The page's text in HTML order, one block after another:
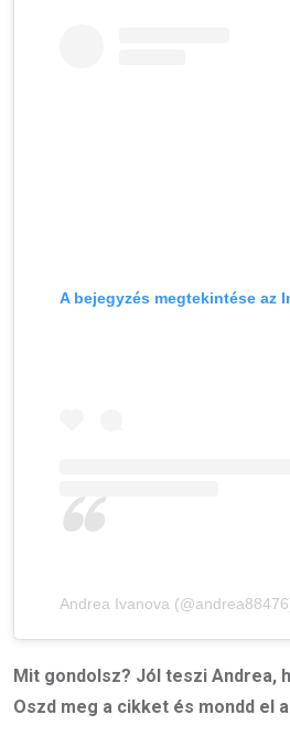
A bejegyzés megtekintése az
Andrea Ivanova (@andrea88476) által
Mit gondolsz? Jól teszi Andrea,
Oszd meg a cikket és mondd el